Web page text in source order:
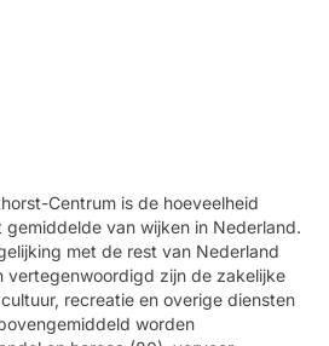
Centrum is de hoeveelheid
van wijken in Nederland.
met de rest van Nederland
vertegenwoordigd zijn de zakelijke
recreatie en overige diensten
worden